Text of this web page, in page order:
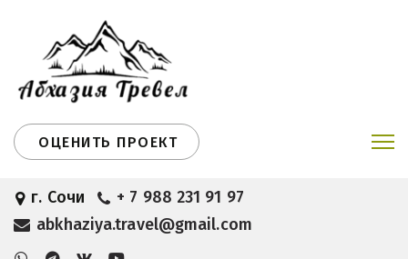
ОЦЕНИТЬ ПРОЕКТ
г. Сочи
+ 7 988 231 91 97
abkhaziya.travel@gmail.com